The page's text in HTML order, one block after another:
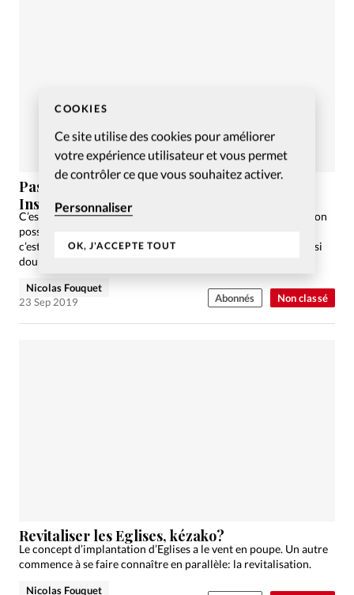
COOKIES
Ce site utilise des cookies pour améliorer
votre expérience utilisateur et vous permet
de contrôler ce que vous souhaitez activer.
Personnaliser
OK, J'ACCEPTE TOUT
Non classé
Pasteurs en vue, ils renient leur foi via
Instagram
C’est un sujet nouveau pour la sociologie, une autre déclinaison
possible des récits de conversion. Pour l’Eglise, en revanche,
c’est une éventualité présente dès les origines et toujours aussi
douloureuse. Réactions. Photo: Cela fait quatre…
Nicolas Fouquet
23 Sep 2019
Abonnés
Revitaliser les Eglises, kézako?
Le concept d’implantation d’Eglises a le vent en poupe. Un autre
commence à se faire connaître en parallèle: la revitalisation.
Nicolas Fouquet